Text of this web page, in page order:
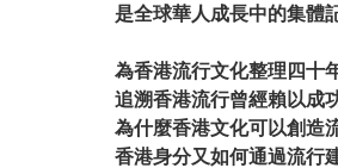
是全球華人成長中的集體
為香港流行文化整理四十
追溯香港流行曾經賴以成
為什麼香港文化可以創造
香港身分又如何通過流行